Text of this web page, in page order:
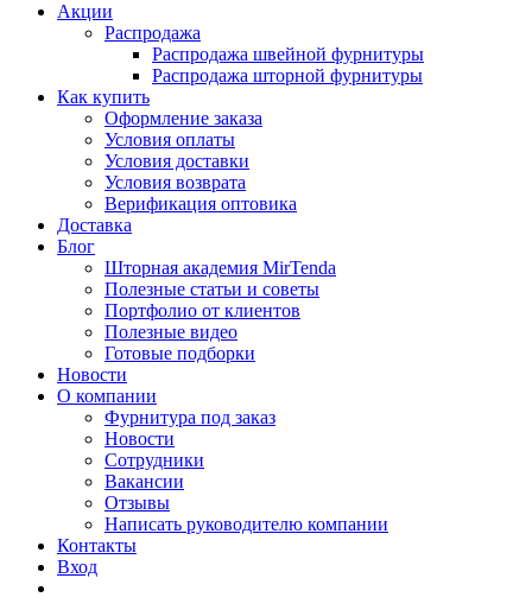
Акции
Распродажа
Распродажа швейной фурнитуры
Распродажа шторной фурнитуры
Как купить
Оформление заказа
Условия оплаты
Условия доставки
Условия возврата
Верификация оптовика
Доставка
Блог
Шторная академия MirTenda
Полезные статьи и советы
Портфолио от клиентов
Полезные видео
Готовые подборки
Новости
О компании
Фурнитура под заказ
Новости
Сотрудники
Вакансии
Отзывы
Написать руководителю компании
Контакты
Вход